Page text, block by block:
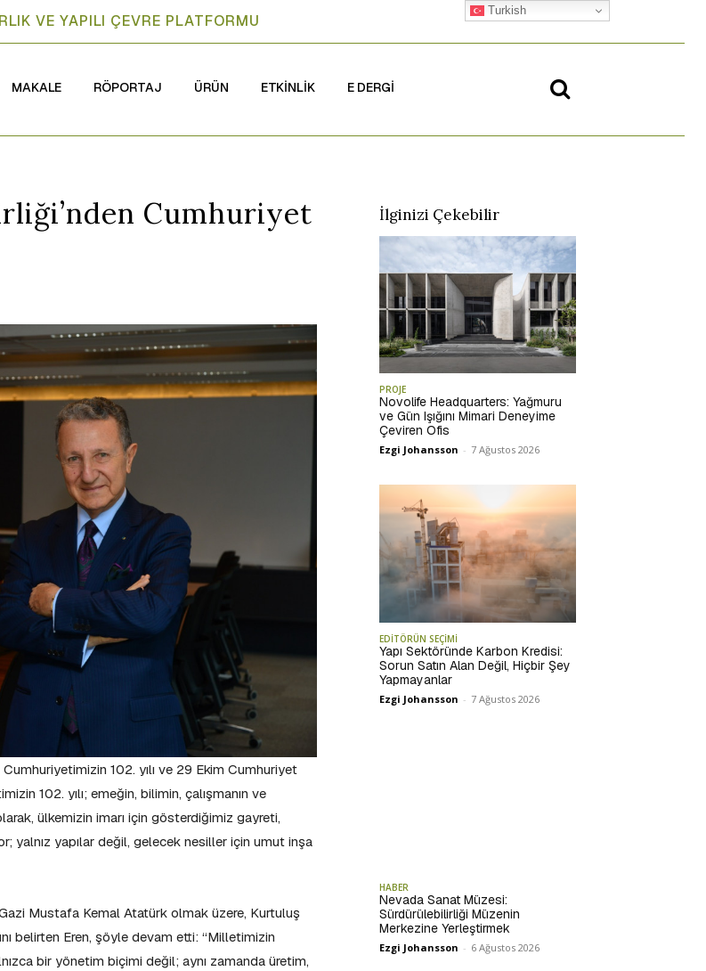
VE YAPILI ÇEVRE PLATFORMU
MAKALE RÖPORTAJ ÜRÜN ETKİNLİK E DERGİ
Cumhuriyet
102. yılı ve 29 Ekim Cumhuriyet
102. yılı; emeğin, bilimin, çalışmanın ve
ülkemizin imarı için gösterdiğimiz gayreti,
yalnız yapılar değil, gelecek nesiller için umut inşa
Mustafa Kemal Atatürk olmak üzere, Kurtuluş
belirten Eren, şöyle devam etti: “Milletimizin
bir yönetim biçimi değil; aynı zamanda üretim,
İlginizi Çekebilir
PROJE
Novolife Headquarters: Yağmuru
ve Gün Işığını Mimari Deneyime
Çeviren Ofis
Ezgi Johansson - 7 Ağustos 2026
EDİTÖRÜN SEÇİMİ
Yapı Sektöründe Karbon Kredisi:
Sorun Satın Alan Değil, Hiçbir Şey
Yapmayanlar
Ezgi Johansson - 7 Ağustos 2026
HABER
Nevada Sanat Müzesi:
Sürdürülebilirliği Müzenin
Merkezine Yerleştirmek
Ezgi Johansson - 6 Ağustos 2026
Turkish